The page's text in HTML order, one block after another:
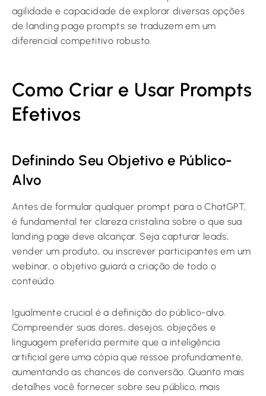
agilidade e capacidade de explorar diversas opções
de landing page prompts se traduzem em um
diferencial competitivo robusto.
Como Criar e Usar Prompts
Efetivos
Definindo Seu Objetivo e Público-
Alvo
Antes de formular qualquer prompt para o ChatGPT,
é fundamental ter clareza cristalina sobre o que sua
landing page deve alcançar. Seja capturar leads,
vender um produto, ou inscrever participantes em um
webinar, o objetivo guiará a criação de todo o
conteúdo.
Igualmente crucial é a definição do público-alvo.
Compreender suas dores, desejos, objeções e
linguagem preferida permite que a inteligência
artificial gere uma cópia que ressoe profundamente,
aumentando as chances de conversão. Quanto mais
detalhes você fornecer sobre seu público, mais